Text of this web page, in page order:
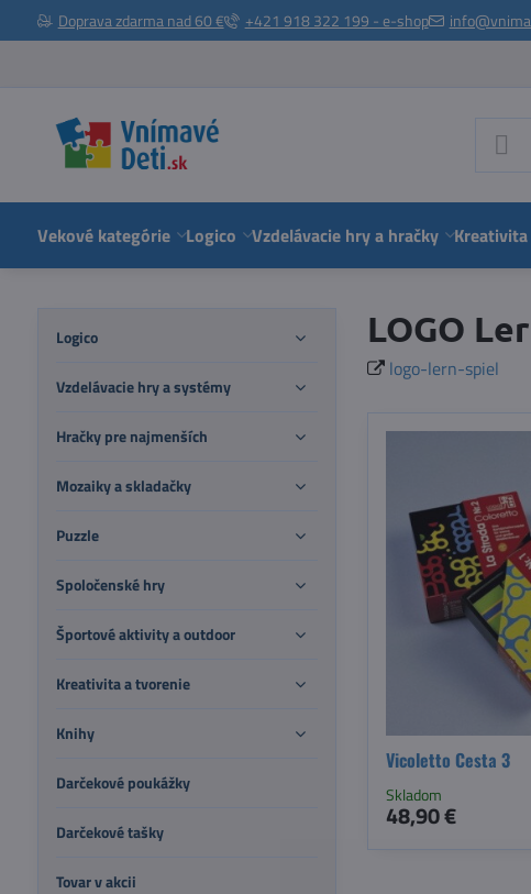
Doprava zdarma nad 60 € +421 918 322 199 - e-shop
Vekové kategórie Logico Vzdelávacie hry a hračky
LOGO
logo-lern-spiel
Vicoletto Cesta 3
Skladom
48,90 €
Logico
Vzdelávacie hry a systémy
Hračky pre najmenších
Mozaiky a skladačky
Puzzle
Spoločenské hry
Športové aktivity a outdoor
Kreativita a tvorenie
Knihy
Darčekové poukážky
Darčekové tašky
Tovar v akcii